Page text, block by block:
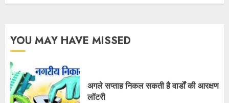
YOU MAY HAVE MISSED
अगले सप्ताह निकल सकती है वार्डों की आरक्षण
लॉटरी